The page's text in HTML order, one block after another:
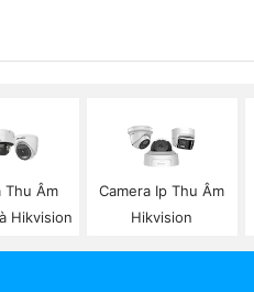
Thu Âm
Hikvision
Camera Ip Thu Âm
Hikvision